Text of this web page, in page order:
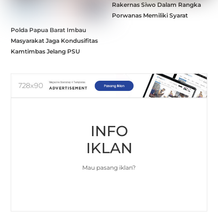
Polda Papua Barat Imbau
Masyarakat Jaga Kondusifitas
Kamtimbas Jelang PSU
Rakernas Siwo Dalam Rangka
Porwanas Memiliki Syarat
INFO
IKLAN
Mau pasang iklan?